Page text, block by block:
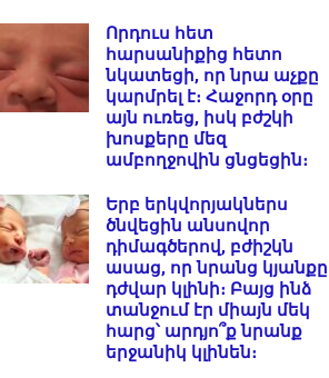
Որդուս հետ
հարսանիքից հետո
նկատեցի, որ նրա աչքը
կարմրել է։ Հաջորդ օրը
այն ուռեց, իսկ բժշկի
խոսքերը մեզ
ամբողջովին ցնցեցին։
Երբ երկվորյակներս
ծնվեցին անսովոր
դիմագծերով, բժիշկն
ասաց, որ նրանց կյանքը
դժվար կլինի։ Բայց ինձ
տանջում էր միայն մեկ
հարց՝ արդյո՞ք նրանք
երջանիկ կլինեն։